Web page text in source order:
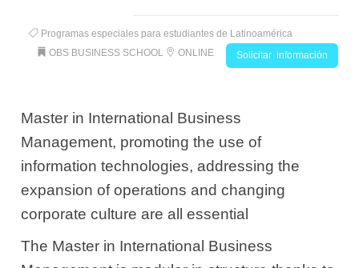
Programas especiales para estudiantes de Latinoamérica
OBS BUSINESS SCHOOL
ONLINE Solicitar información
Master in International Business
Management, promoting the use of
information technologies, addressing the
expansion of operations and changing
corporate culture are all essential
The Master in International Business